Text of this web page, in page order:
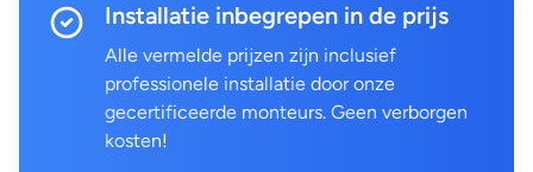
Installatie inbegrepen in de prijs
Alle vermelde prijzen zijn inclusief
professionele installatie door onze
gecertificeerde monteurs. Geen verborgen
kosten!